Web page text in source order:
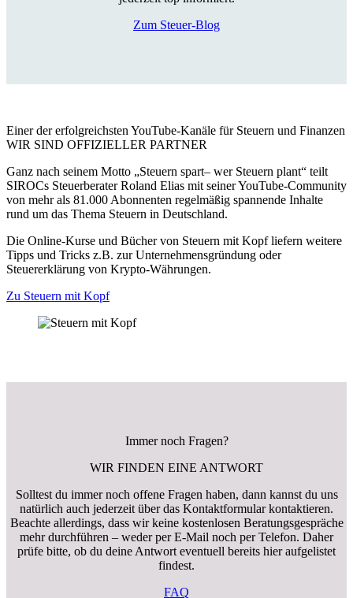
Zum Steuer-Blog
Einer der erfolgreichsten YouTube-Kanäle für Steuern und Finanzen
WIR SIND OFFIZIELLER PARTNER
Ganz nach seinem Motto „Steuern spart– wer Steuern plant“ teilt
SIROCs Steuerberater Roland Elias mit seiner YouTube-Community
von mehr als 81.000 Abonnenten regelmäßig spannende Inhalte
rund um das Thema Steuern in Deutschland.
Die Online-Kurse und Bücher von Steuern mit Kopf liefern weitere
Tipps und Tricks z.B. zur Unternehmensgründung oder
Steuererklärung von Krypto-Währungen.
Zu Steuern mit Kopf
Immer noch Fragen?
WIR FINDEN EINE ANTWORT
Solltest du immer noch offene Fragen haben, dann kannst du uns
natürlich auch jederzeit über das Kontaktformular kontaktieren.
Beachte allerdings, dass wir keine kostenlosen Beratungsgespräche
mehr durchführen – weder per E-Mail noch per Telefon. Daher
prüfe bitte, ob du deine Antwort eventuell bereits hier aufgelistet
findest.
FAQ